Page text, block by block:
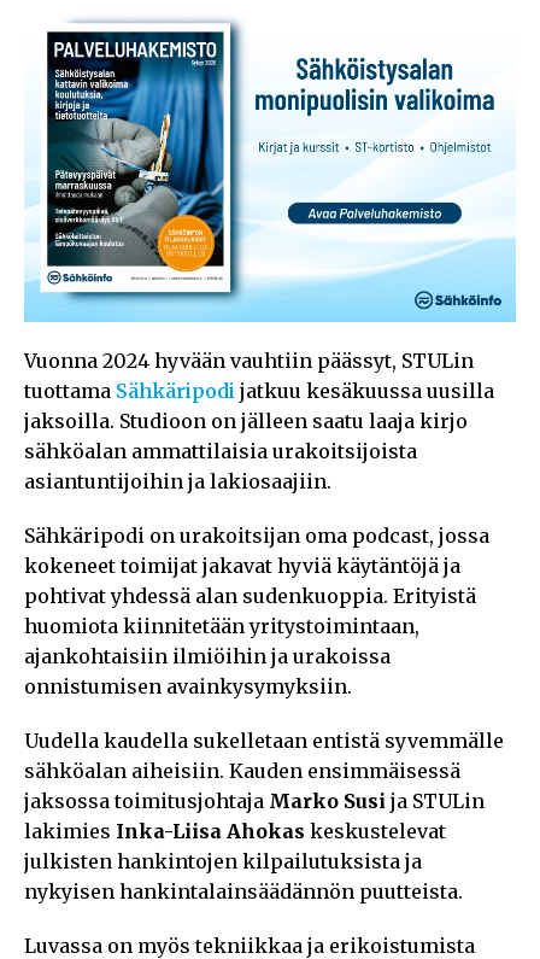
Vuonna 2024 hyvään vauhtiin päässyt, STULin
tuottama Sähkäripodi jatkuu kesäkuussa uusilla
jaksoilla. Studioon on jälleen saatu laaja kirjo
sähköalan ammattilaisia urakoitsijoista
asiantuntijoihin ja lakiosaajiin.
Sähkäripodi on urakoitsijan oma podcast, jossa
kokeneet toimijat jakavat hyviä käytäntöjä ja
pohtivat yhdessä alan sudenkuoppia. Erityistä
huomiota kiinnitetään yritystoimintaan,
ajankohtaisiin ilmiöihin ja urakoissa
onnistumisen avainkysymyksiin.
Uudella kaudella sukelletaan entistä syvemmälle
sähköalan aiheisiin. Kauden ensimmäisessä
jaksossa toimitusjohtaja Marko Susi ja STULin
lakimies Inka-Liisa Ahokas keskustelevat
julkisten hankintojen kilpailutuksista ja
nykyisen hankintalainsäädännön puutteista.
Luvassa on myös tekniikkaa ja erikoistumista